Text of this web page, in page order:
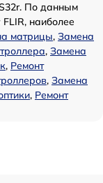
По данным
наиболее
матрицы, Замена
, Замена
, Ремонт
, Замена
, Ремонт